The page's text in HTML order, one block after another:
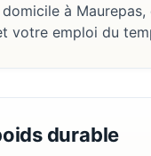
à Maurepas,
votre emploi du
durable